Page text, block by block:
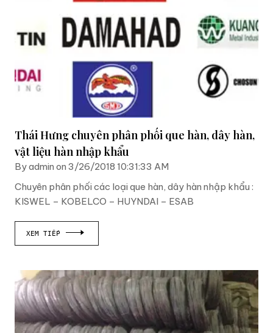
Thái Hưng chuyên phân phối que hàn, dây hàn,
vật liệu hàn nhập khẩu
By admin on 3/26/2018 10:31:33 AM
Chuyên phân phối các loại que hàn, dây hàn nhập khẩu :
KISWEL – KOBELCO – HUYNDAI – ESAB
XEM TIẾP